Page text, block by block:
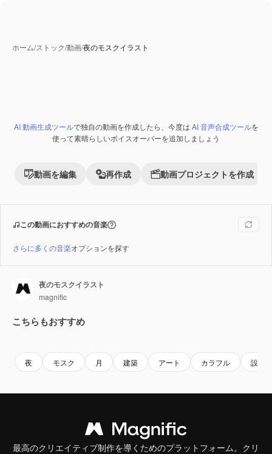
ホーム/ストック/動画/夜のモスクイラスト
AI 動画生成ツールで独自の動画を作成したら、今度は AI 音声合成ツールを
使って素晴らしいボイスオーバーを追加しましょう
動画を編集 再作成 動画プロジェクトを作成
この動画におすすめの音楽
さらに多くの音楽オプションを探す
夜のモスクイラスト
magnific
こちらもおすすめ
夜 モスク 月 建築 アート カラフル 設計
最高のクリエイティブ制作を導くためのプラットフォーム。クリ